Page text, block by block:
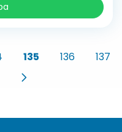
135 136
137